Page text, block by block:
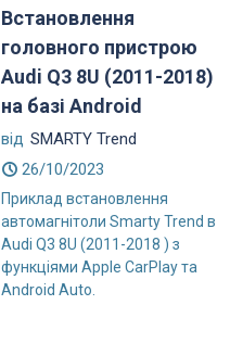
Встановлення
головного пристрою
Audi Q3 8U (2011-2018)
на базі Android
від SMARTY Trend
26/10/2023
Приклад встановлення
автомагнітоли Smarty Trend в
Audi Q3 8U (2011-2018 ) з
функціями Apple CarPlay та
Android Auto.